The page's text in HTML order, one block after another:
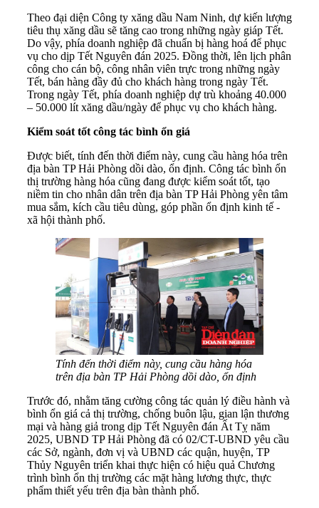
Theo đại diện Công ty xăng dầu Nam Ninh, dự kiến lượng
tiêu thụ xăng dầu sẽ tăng cao trong những ngày giáp Tết.
Do vậy, phía doanh nghiệp đã chuẩn bị hàng hoá để phục
vụ cho dịp Tết Nguyên đán 2025. Đồng thời, lên lịch phân
công cho cán bộ, công nhân viên trực trong những ngày
Tết, bán hàng đầy đủ cho khách hàng trong ngày Tết.
Trong ngày Tết, phía doanh nghiệp dự trù khoảng 40.000
– 50.000 lít xăng dầu/ngày để phục vụ cho khách hàng.
Kiểm soát tốt công tác bình ổn giá
Được biết, tính đến thời điểm này, cung cầu hàng hóa trên
địa bàn TP Hải Phòng dồi dào, ổn định. Công tác bình ổn
thị trường hàng hóa cũng đang được kiểm soát tốt, tạo
niềm tin cho nhân dân trên địa bàn TP Hải Phòng yên tâm
mua sắm, kích cầu tiêu dùng, góp phần ổn định kinh tế -
xã hội thành phố.
Tính đến thời điểm này, cung cầu hàng hóa
trên địa bàn TP Hải Phòng dồi dào, ổn định
Trước đó, nhằm tăng cường công tác quản lý điều hành và
bình ổn giá cả thị trường, chống buôn lậu, gian lận thương
mại và hàng giả trong dịp Tết Nguyên đán Ất Tỵ năm
2025, UBND TP Hải Phòng đã có 02/CT-UBND yêu cầu
các Sở, ngành, đơn vị và UBND các quận, huyện, TP
Thủy Nguyên triển khai thực hiện có hiệu quả Chương
trình bình ổn thị trường các mặt hàng lương thực, thực
phẩm thiết yếu trên địa bàn thành phố.